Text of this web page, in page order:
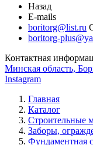
Назад
E-mails
boritorg@list.ru
boritorg-
Контактная
Минская область,
Instagram
Главная
Каталог
Строительные
Заборы,
Фундаментная